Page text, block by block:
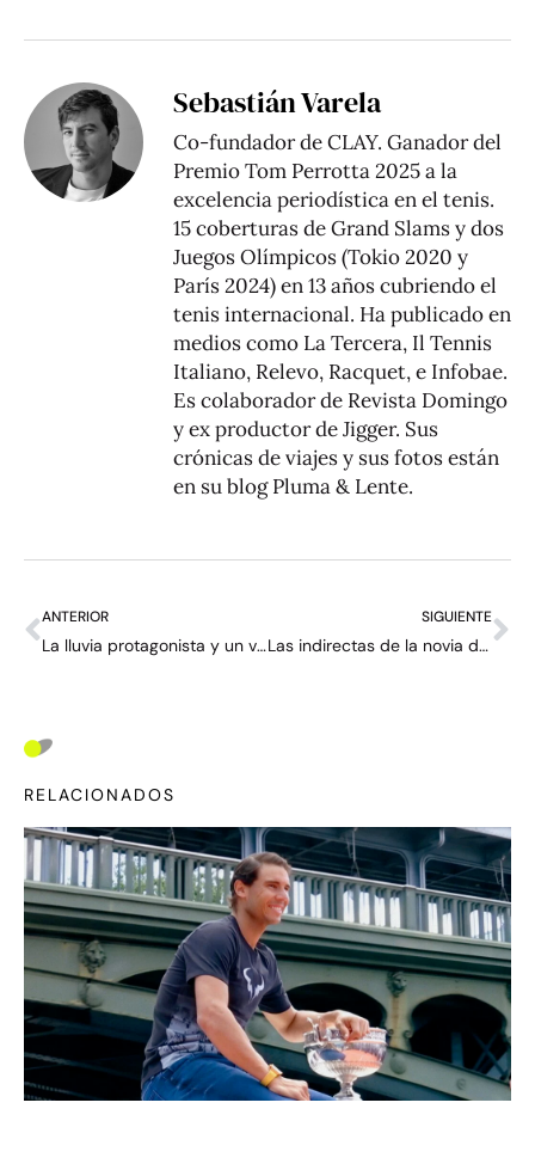
Sebastián Varela
Co-fundador de CLAY. Ganador del
Premio Tom Perrotta 2025 a la
excelencia periodística en el tenis.
15 coberturas de Grand Slams y dos
Juegos Olímpicos (Tokio 2020 y
París 2024) en 13 años cubriendo el
tenis internacional. Ha publicado en
medios como La Tercera, Il Tennis
Italiano, Relevo, Racquet, e Infobae.
Es colaborador de Revista Domingo
y ex productor de Jigger. Sus
crónicas de viajes y sus fotos están
en su blogPluma & Lente.
ANTERIOR
La lluvia protagonista y un verano extraviado en Londres que han convertido a Wimbledon 2024 en un “torneo indoor”
SIGUIENTE
Las indirectas de la novia de Fritz a Zverev y el enfado de Djokovic con un periodista: sube la tensión en Wimbledon
RELACIONADOS